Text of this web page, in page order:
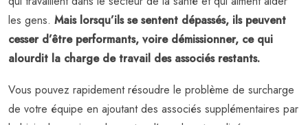
les gens. Mais lorsqu’ils se sentent dépassés, ils peuvent
cesser d’être performants, voire démissionner, ce qui
alourdit la charge de travail des associés restants.
Vous pouvez rapidement résoudre le problème de surcharge
de votre équipe en ajoutant des associés supplémentaires par